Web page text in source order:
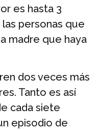
es hasta 3
personas que
madre que haya
dos veces más
Tanto es así
cada siete
episodio de